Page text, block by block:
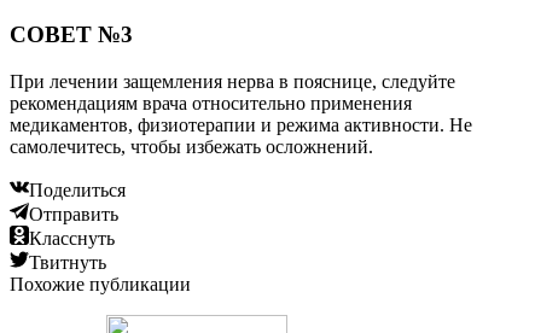
СОВЕТ №3
При лечении защемления нерва в пояснице, следуйте
рекомендациям врача относительно применения
медикаментов, физиотерапии и режима активности. Не
самолечитесь, чтобы избежать осложнений.
Поделиться
Отправить
Класснуть
Твитнуть
Похожие публикации